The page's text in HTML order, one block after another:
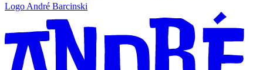
Logo André Barcinski